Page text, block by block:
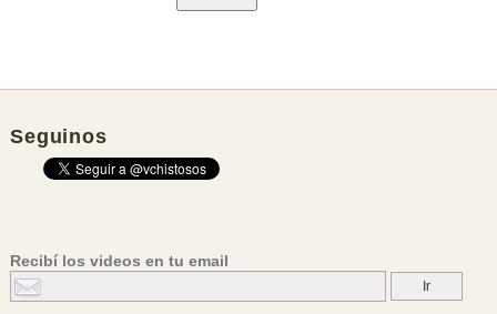
Seguinos
Recibí los videos en tu email